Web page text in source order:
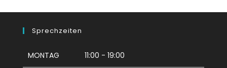
Sprechzeiten
MONTAG 11:00 - 19:00